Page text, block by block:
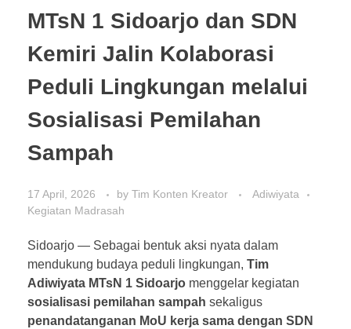
MTsN 1 Sidoarjo dan SDN
Kemiri Jalin Kolaborasi
Peduli Lingkungan melalui
Sosialisasi Pemilahan
Sampah
17 April, 2026 by Tim Konten Kreator
Adiwiyata
Kegiatan Madrasah
Sidoarjo — Sebagai bentuk aksi nyata dalam
mendukung budaya peduli lingkungan, Tim
Adiwiyata MTsN 1 Sidoarjo menggelar kegiatan
sosialisasi pemilahan sampah sekaligus
penandatanganan MoU kerja sama dengan SDN